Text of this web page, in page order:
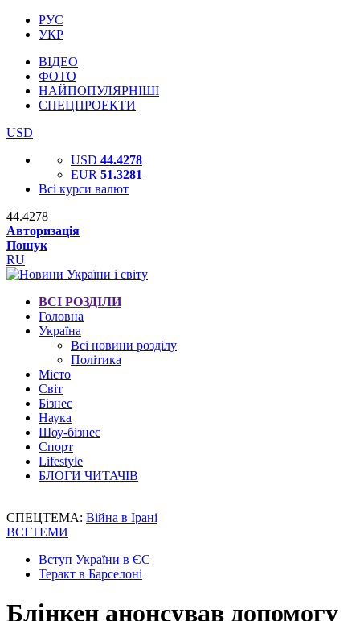
РУС
УКР
ВІДЕО
ФОТО
НАЙПОПУЛЯРНІШІ
СПЕЦПРОЕКТИ
USD
USD 44.4278
EUR 51.3281
Всі курси валют
44.4278
Авторизація
Пошук
RU
ВСІ РОЗДІЛИ
Головна
Україна
Всі новини розділу
Політика
Місто
Світ
Бізнес
Наука
Шоу-бізнес
Спорт
Lifestyle
БЛОГИ ЧИТАЧІВ
СПЕЦТЕМА: Війна в Ірані
ВСІ ТЕМИ
Вступ України в ЄС
Теракт в Барселоні
Блінкен анонсував допомогу